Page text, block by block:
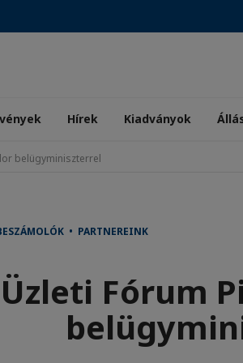
Hírek Kiadványok
belügyminiszterrel
• PARTNEREINK
Üzleti Fórum